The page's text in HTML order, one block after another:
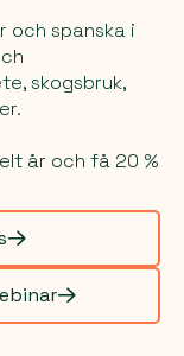
och spanska i
skogsbruk,
år och få 20 %